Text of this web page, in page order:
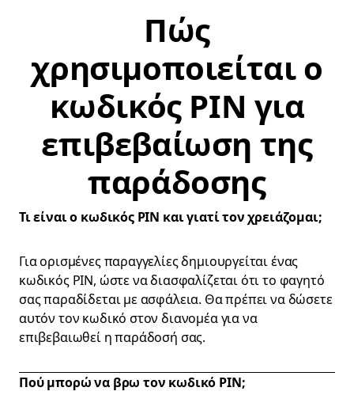
Πώς
χρησιμοποιείται ο
κωδικός PIN για
επιβεβαίωση της
παράδοσης
Τι είναι ο κωδικός PIN και γιατί τον χρειάζομαι;
Για ορισμένες παραγγελίες δημιουργείται ένας
κωδικός PIN, ώστε να διασφαλίζεται ότι το φαγητό
σας παραδίδεται με ασφάλεια. Θα πρέπει να δώσετε
αυτόν τον κωδικό στον διανομέα για να
επιβεβαιωθεί η παράδοσή σας.
Πού μπορώ να βρω τον κωδικό PIN;